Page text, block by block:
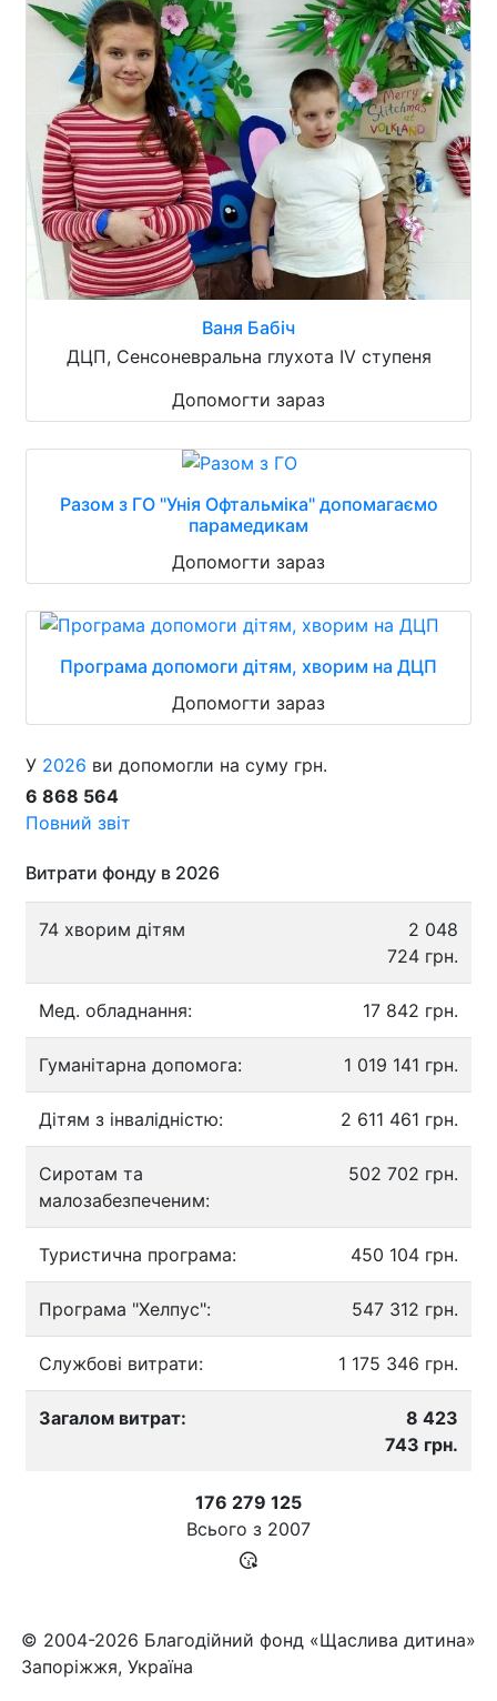
Ваня Бабіч
ДЦП, Сенсоневральна глухота IV ступеня
Допомогти зараз
Разом з ГО "Унія Офтальміка" допомагаємо
парамедикам
Допомогти зараз
Програма допомоги дітям, хворим на ДЦП
Допомогти зараз
У 2026 ви допомогли на суму грн.
6 868 564
Повний звіт
Витрати фонду в 2026
74 хворим дітям
2 048
724 грн.
Мед. обладнання: 17 842 грн.
Гуманітарна допомога: 1 019 141 грн.
Дітям з інвалідністю: 2 611 461 грн.
Сиротам та
малозабезпеченим:
502 702 грн.
Туристична програма: 450 104 грн.
Програма "Хелпус": 547 312 грн.
Службові витрати: 1 175 346 грн.
Загалом витрат:
8 423
743 грн.
176 279 125
Всього з 2007
© 2004-2026 Благодійний фонд «Щаслива дитина»
Запоріжжя, Україна